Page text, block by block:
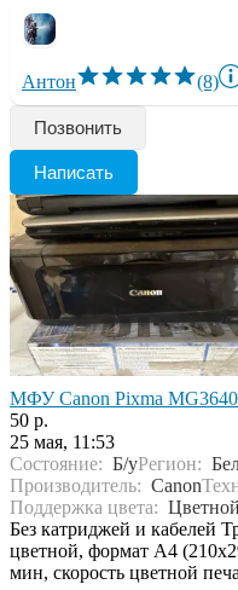
Антон (8)
Позвонить
Написать
МФУ Canon Pixma
50 р.
25 мая, 11:53
Состояние: Б/уРегион:
Производитель: Canon
Поддержка цвета: Цветной
Без катриджей и кабелей
цветной, формат A4
мин, скорость цветной